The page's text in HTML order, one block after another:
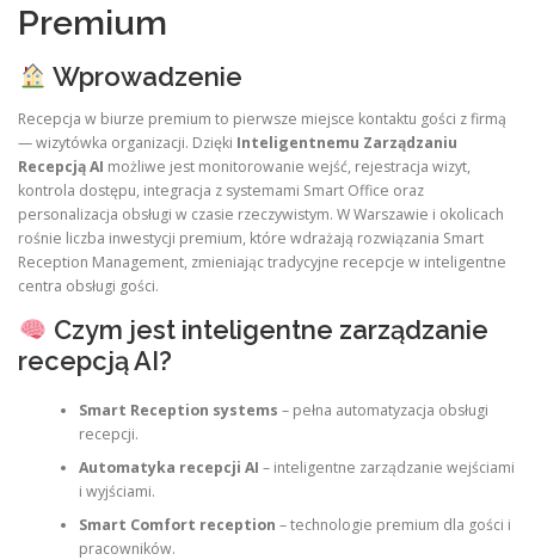
Premium
Wprowadzenie
Recepcja w biurze premium to pierwsze miejsce kontaktu gości z firmą
— wizytówka organizacji. Dzięki Inteligentnemu Zarządzaniu
Recepcją AI możliwe jest monitorowanie wejść, rejestracja wizyt,
kontrola dostępu, integracja z systemami Smart Office oraz
personalizacja obsługi w czasie rzeczywistym. W Warszawie i okolicach
rośnie liczba inwestycji premium, które wdrażają rozwiązania Smart
Reception Management, zmieniając tradycyjne recepcje w inteligentne
centra obsługi gości.
Czym jest inteligentne zarządzanie
recepcją AI?
Smart Reception systems – pełna automatyzacja obsługi
recepcji.
Automatyka recepcji AI – inteligentne zarządzanie wejściami
i wyjściami.
Smart Comfort reception – technologie premium dla gości i
pracowników.